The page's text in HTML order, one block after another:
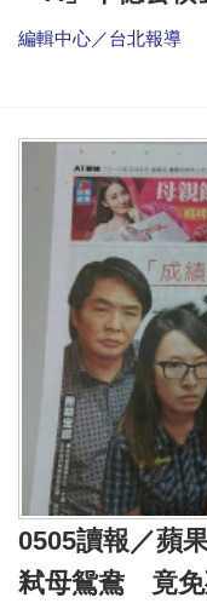
編輯中心／台北報導
0505讀報／蘋
弒母鴛鴦 竟